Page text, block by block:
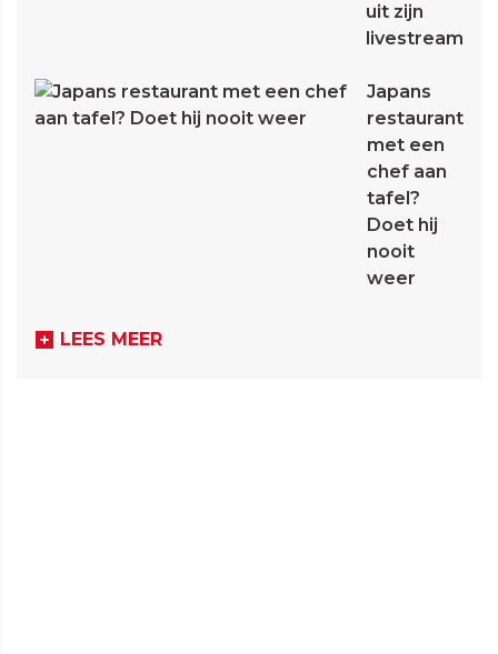
uit zijn
livestream
Japans
restaurant
met een
chef aan
tafel?
Doet hij
nooit
weer
LEES MEER